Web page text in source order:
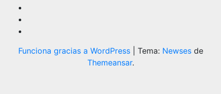
Funciona gracias a WordPress Tema: Newsesde
Themeansar.